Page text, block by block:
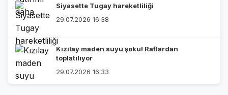
Siyasette Tugay hareketliliği
29.07.2026 16:38
Kızılay maden suyu şoku! Raflardan
toplatılıyor
29.07.2026 16:33